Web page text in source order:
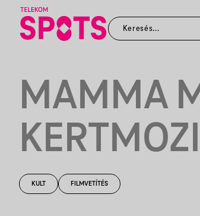
MAMMA
KERTMOZI
KULT FILMVETÍTÉS